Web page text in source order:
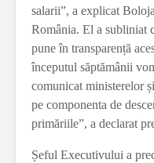
salarii”, a explicat
România. El a subliniat
pune în transparență
începutul săptămânii
comunicat ministerelor
pe componenta de
primăriile”, a declarat
Șeful Executivului a